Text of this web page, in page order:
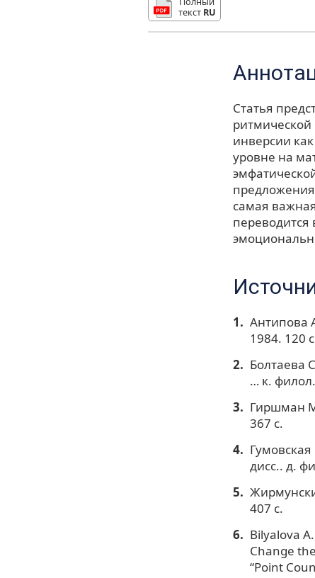
текст RU
Статья
инверсии
уровне на
самая
Антипова
1984. 120
Болтаева
… к.
Гиршман
367 с.
дисс.. д.
407 с.
Bilyalova
Change
“Point